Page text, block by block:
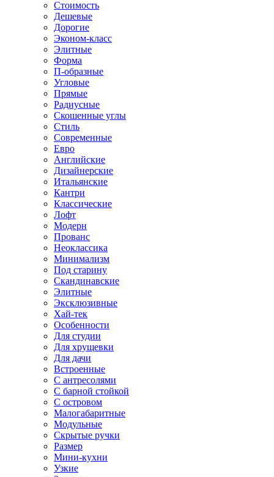
Стоимость
Дешевые
Дорогие
Эконом-класс
Элитные
Форма
П-образные
Угловые
Прямые
Радиусные
Скошенные углы
Стиль
Современные
Евро
Английские
Дизайнерские
Итальянские
Кантри
Классические
Лофт
Модерн
Прованс
Неоклассика
Минимализм
Под старину
Скандинавские
Элитные
Эксклюзивные
Хай-тек
Особенности
Для студии
Для хрущевки
Для дачи
Встроенные
С антресолями
С барной стойкой
С островом
Малогабаритные
Модульные
Скрытые ручки
Размер
Мини-кухни
Узкие